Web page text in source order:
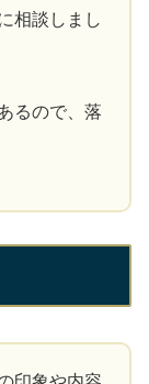
相談しまし
るので、落